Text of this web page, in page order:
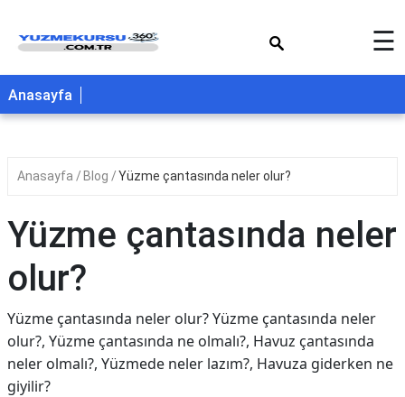
☰
Anasayfa
Anasayfa Blog Yüzme çantasında neler olur?
Yüzme çantasında neler
olur?
Yüzme çantasında neler olur? Yüzme çantasında neler
olur?, Yüzme çantasında ne olmalı?, Havuz çantasında
neler olmalı?, Yüzmede neler lazım?, Havuza giderken ne
giyilir?